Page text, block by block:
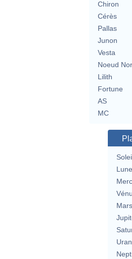
Chiron
Cérès
Pallas
Junon
Vesta
Noeud
Lilith
Fortune
AS
MC
Lune
Mars